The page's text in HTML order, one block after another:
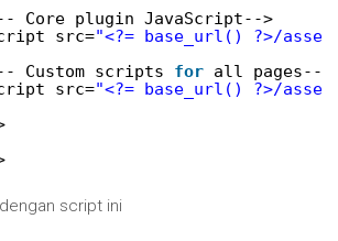
Core plugin JavaScript-->
src="<?= base_url() ?>/
Custom scripts for all pages-->
src="<?= base_url() ?>/
script ini